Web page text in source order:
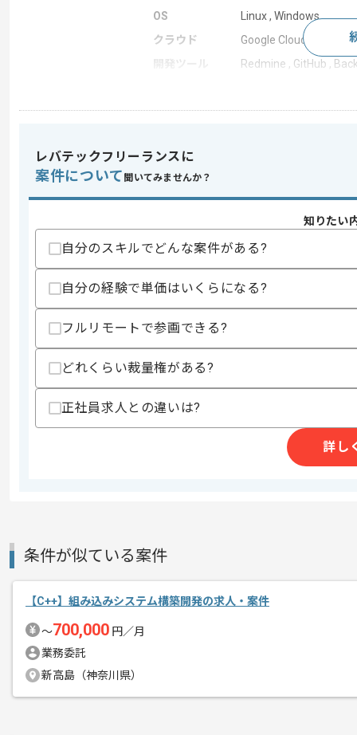
OS
Linux , Windows
クラウド
Google Cloud
開発ツール
Redmine , GitHub ,
業界
ビッグデータ
特徴
スキル
・C++を用いた開発経験
・デスクトップアプリケーションに関す
歓迎スキル
・C#を用いた開発経験
・Javaを用いた開発経験
・セキュリティへの関心
上記に似た経験やスキルをお持ちであれば申
その他募集要項
商談回数
1回
募集人数
1人
オリジナルプロダクトのto B向けセキュ
レバテックフリーランスに
案件について 聞いてみませんか？
知りたい
自分のスキルでどんな案件がある?
自分の経験で単価はいくらになる?
フルリモートで参画できる?
どれくらい裁量権がある?
正社員求人との違いは?
詳し
条件が似ている案件
【C++】組み込みシステム構築開発の求人・案件
〜700,000 円／月
業務委託
新高島（神奈川県）